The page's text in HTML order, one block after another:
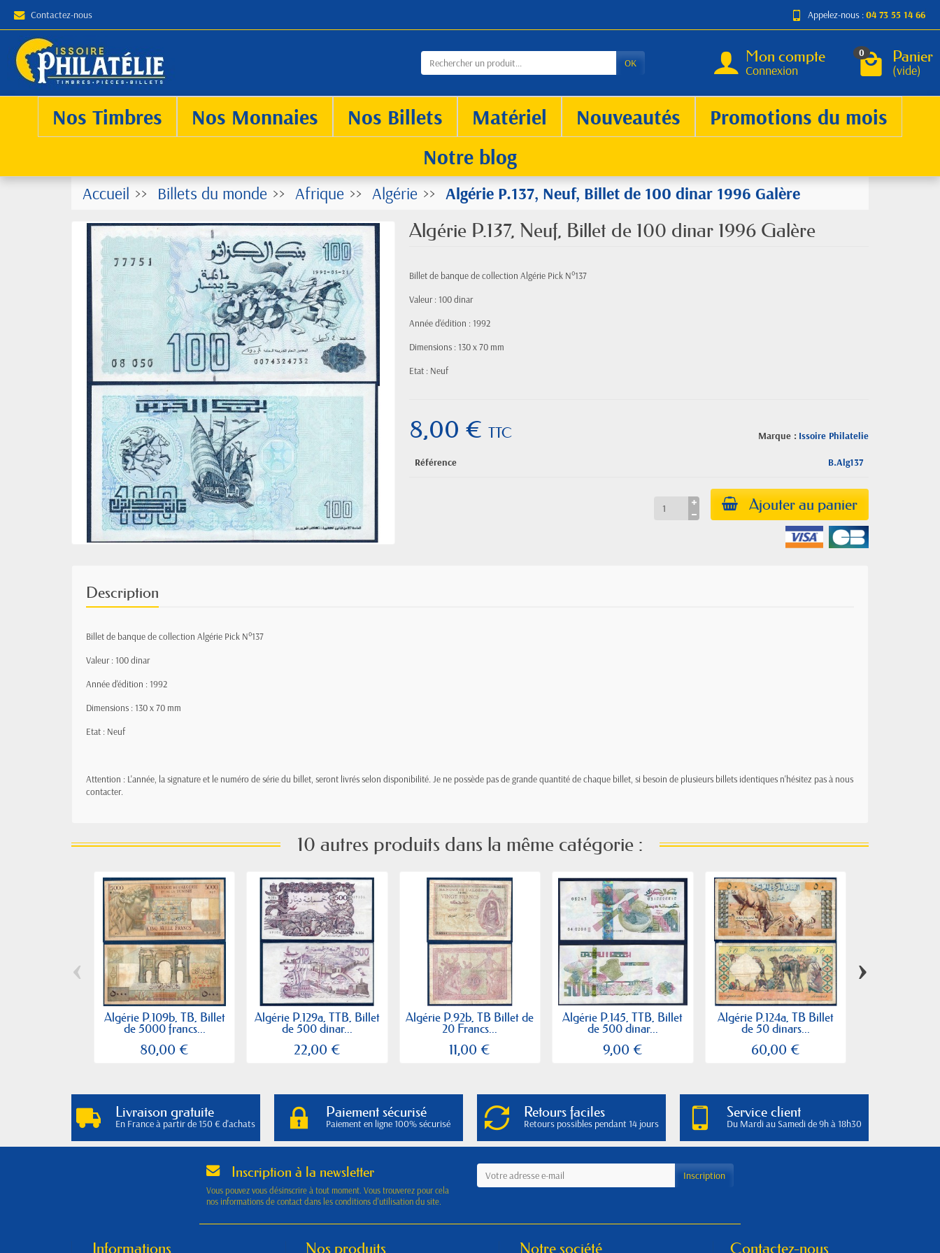
Contactez-nous Appelez-nous :04 73 55 14 66
OK Mon compte
Connexion
0 Panier
(vide)
Nos Timbres Nos Monnaies Nos Billets Matériel Nouveautés
Promotions du mois
Notre blog
Accueil Billets du monde Afrique Algérie Algérie P.137, Neuf, Billet de 100 dinar 1996 Galère
Algérie P.137, Neuf, Billet de 100 dinar 1996 Galère
Billet de banque de collection Algérie Pick N°137
Valeur : 100 dinar
Année d'édition : 1992
Dimensions : 130 x 70 mm
Etat : Neuf
Marque : Issoire Philatelie
8,00 €TTC
Référence B.Alg137
Ajouter au panier
Description
Billet de banque de collection Algérie Pick N°137
Valeur : 100 dinar
Année d'édition : 1992
Dimensions : 130 x 70 mm
Etat : Neuf
Attention : L'année, la signature et le numéro de série du billet, seront livrés selon disponibilité. Je ne possède pas de grande quantité de chaque billet, si besoin de plusieurs billets identiques n'hésitez pas à nous
contacter.
10 autres produits dans la même catégorie :
Algérie P.109b, TB, Billet
de 5000 francs...
80,00 €
Algérie P.129a, TTB, Billet
de 500 dinar...
22,00 €
Algérie P.92b, TB Billet de
20 Francs...
11,00 €
Algérie P.145, TTB, Billet
de 500 dinar...
9,00 €
Algérie P.124a, TB Billet
de 50 dinars...
60,00 €
‹ ›
Livraison gratuite
En France à partir de 150 € d'achats
Paiement sécurisé
Paiement en ligne 100% sécurisé
Retours faciles
Retours possibles pendant 14 jours
Service client
Du Mardi au Samedi de 9h à 18h30
Inscription à la newsletter
Vous pouvez vous désinscrire à tout moment. Vous trouverez pour cela
nos informations de contact dans les conditions d'utilisation du site.
Informations Nos produits Notre société Contactez-nous